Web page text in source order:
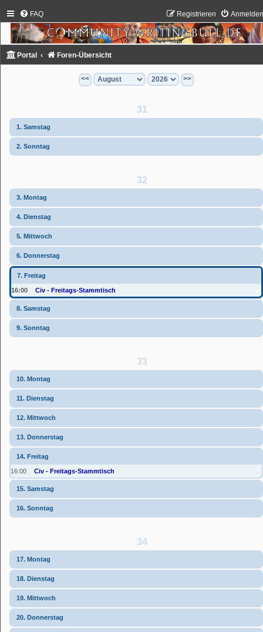
FAQ Registrieren
Portal Foren-Übersicht
<< >>
31
1. Samstag
2. Sonntag
32
3. Montag
4. Dienstag
5. Mittwoch
6. Donnerstag
7. Freitag
16:00 Civ - Freitags-Stammtisch
8. Samstag
9. Sonntag
33
10. Montag
11. Dienstag
12. Mittwoch
13. Donnerstag
14. Freitag
16:00 Civ - Freitags-Stammtisch
15. Samstag
16. Sonntag
34
17. Montag
18. Dienstag
19. Mittwoch
20. Donnerstag